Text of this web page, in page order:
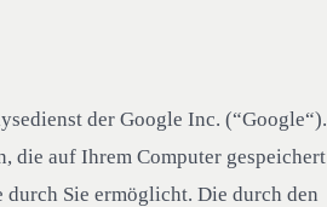
der Google Inc. (“Google“).
die auf Ihrem Computer gespeichert
Sie ermöglicht. Die durch den